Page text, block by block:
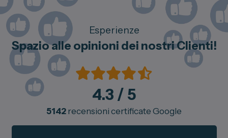
Esperienze
Spazio alle opinioni dei nostri Clienti!
4.3 / 5
5142recensioni certificate Google